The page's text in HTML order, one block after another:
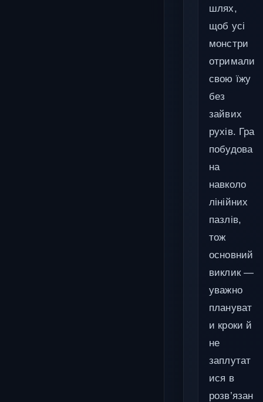
шлях,
щоб усі
монстри
отримали
свою їжу
без
зайвих
рухів. Гра
побудова
на
навколо
лінійних
пазлів,
тож
основний
виклик —
уважно
плануват
и кроки й
не
заплутат
ися в
розв’язан